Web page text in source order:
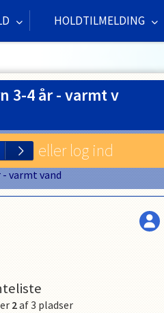
HOLDTILMELDING
3-4 år - varmt v
EN PROFIL
eller log ind
varmt vand
2af3 pladser